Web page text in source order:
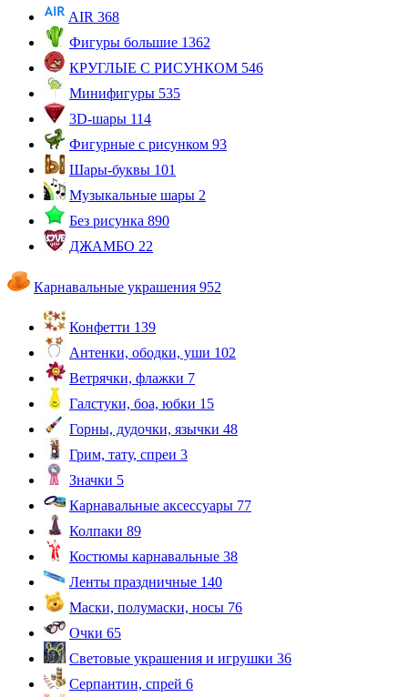
AIR 368
Фигуры большие 1362
КРУГЛЫЕ С РИСУНКОМ 546
Минифигуры 535
3D-шары 114
Фигурные с рисунком 93
Шары-буквы 101
Музыкальные шары 2
Без рисунка 890
ДЖАМБО 22
Карнавальные украшения 952
Конфетти 139
Антенки, ободки, уши 102
Ветрячки, флажки 7
Галстуки, боа, юбки 15
Горны, дудочки, язычки 48
Грим, тату, спреи 3
Значки 5
Карнавальные аксессуары 77
Колпаки 89
Костюмы карнавальные 38
Ленты праздничные 140
Маски, полумаски, носы 76
Очки 65
Световые украшения и игрушки 36
Серпантин, спрей 6